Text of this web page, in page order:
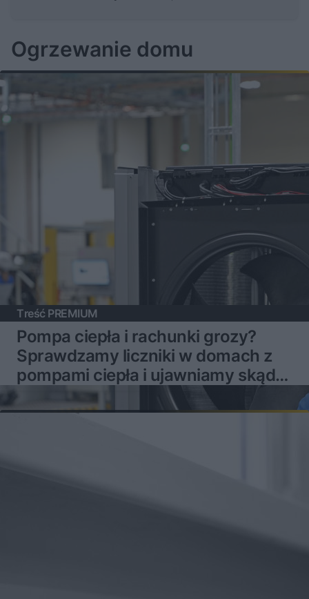
Ogrzewanie domu
Treść PREMIUM
Pompa ciepła i rachunki grozy?
Sprawdzamy liczniki w domach z
pompami ciepła i ujawniamy skąd
mogą brać się problemy